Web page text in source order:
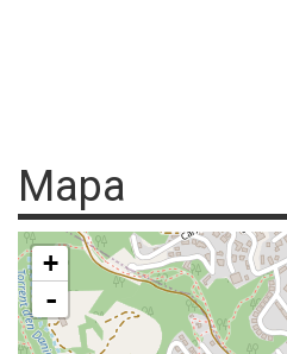
Mapa
+
-